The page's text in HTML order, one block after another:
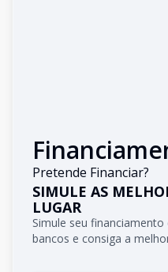
Pretende Financiar?
SIMULE AS
LUGAR
Simule seu
bancos e consiga a